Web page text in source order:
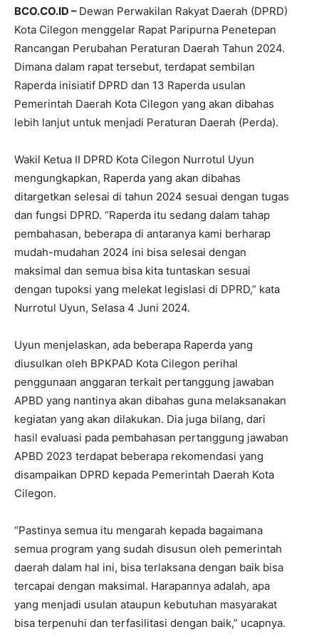
BCO.CO.ID – Dewan Perwakilan Rakyat Daerah (DPRD)
Kota Cilegon menggelar Rapat Paripurna Penetepan
Rancangan Perubahan Peraturan Daerah Tahun 2024.
Dimana dalam rapat tersebut, terdapat sembilan
Raperda inisiatif DPRD dan 13 Raperda usulan
Pemerintah Daerah Kota Cilegon yang akan dibahas
lebih lanjut untuk menjadi Peraturan Daerah (Perda).
Wakil Ketua II DPRD Kota Cilegon Nurrotul Uyun
mengungkapkan, Raperda yang akan dibahas
ditargetkan selesai di tahun 2024 sesuai dengan tugas
dan fungsi DPRD. “Raperda itu sedang dalam tahap
pembahasan, beberapa di antaranya kami berharap
mudah-mudahan 2024 ini bisa selesai dengan
maksimal dan semua bisa kita tuntaskan sesuai
dengan tupoksi yang melekat legislasi di DPRD,” kata
Nurrotul Uyun, Selasa 4 Juni 2024.
Uyun menjelaskan, ada beberapa Raperda yang
diusulkan oleh BPKPAD Kota Cilegon perihal
penggunaan anggaran terkait pertanggung jawaban
APBD yang nantinya akan dibahas guna melaksanakan
kegiatan yang akan dilakukan. Dia juga bilang, dari
hasil evaluasi pada pembahasan pertanggung jawaban
APBD 2023 terdapat beberapa rekomendasi yang
disampaikan DPRD kepada Pemerintah Daerah Kota
Cilegon.
“Pastinya semua itu mengarah kepada bagaimana
semua program yang sudah disusun oleh pemerintah
daerah dalam hal ini, bisa terlaksana dengan baik bisa
tercapai dengan maksimal. Harapannya adalah, apa
yang menjadi usulan ataupun kebutuhan masyarakat
bisa terpenuhi dan terfasilitasi dengan baik,” ucapnya.